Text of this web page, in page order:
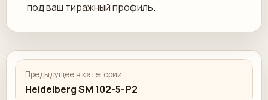
под ваш тиражный профиль.
Предыдущее в категории
Heidelberg SM 102-5-P2